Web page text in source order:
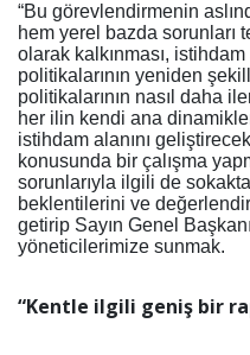
“Bu görevlendirmenin
hem yerel bazda sorunları
olarak kalkınması,
politikalarının yeniden
politikalarının nasıl daha
her ilin kendi ana
istihdam alanını
konusunda bir çalışma
sorunlarıyla ilgili de
beklentilerini ve
getirip Sayın Genel
yöneticilerimize sunmak.
“Kentle ilgili geniş bir